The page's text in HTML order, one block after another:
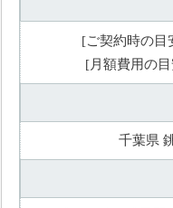
[ご契約時の目
[月額費用の
千葉県